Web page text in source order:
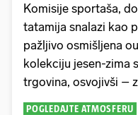
Komisije sportaša,
tatamija snalazi kao
pažljivo osmišljena
kolekciju jesen-zima
trgovina, osvojivši –
POGLEDAJTE ATMOSFERU